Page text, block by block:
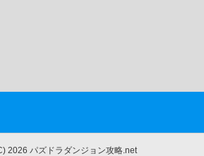
2026 パズドラダンジョン攻略.net